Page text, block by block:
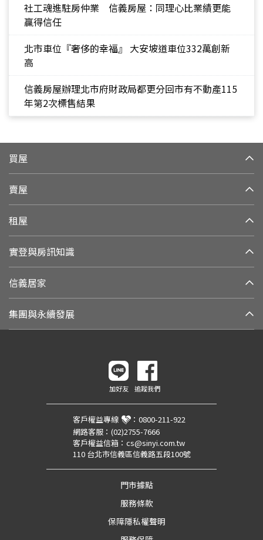
社工魂進駐房仲業 信義房屋：同理心比業績更能
贏得信任
北市車位『奢侈的幸福』 大安坡道車位332萬創新
高
信義房屋辦理北市府財政局都更分回市有不動產115
年第2次標售結果
買屋
賣屋
租屋
實登與房訊知識
信義居家
集團與永續發展
加好友 追蹤我們
客戶權益專線 ： 0800-211-922
網路客服： (02)2755-7666
客戶權益信箱： cs@sinyi.com.tw
110 台北市信義區信義路五段100號
門市據點
服務條款
保障隱私權聲明